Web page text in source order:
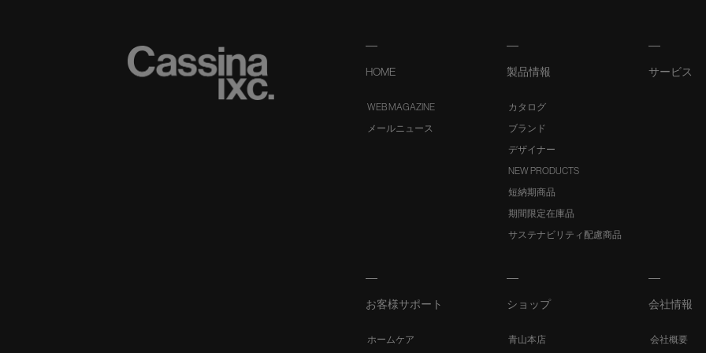
HOME
WEB MAGAZINE
メールニュース
製品情報
カタログ
ブランド
デザイナー
NEW PRODUCTS
短納期商品
期間限定在庫品
サステナビリティ配慮商品
サービス
お客様サポート
ホームケア
ショップ
青山本店
会社情報
会社概要